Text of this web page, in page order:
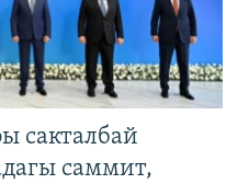
сакталбай
саммит,